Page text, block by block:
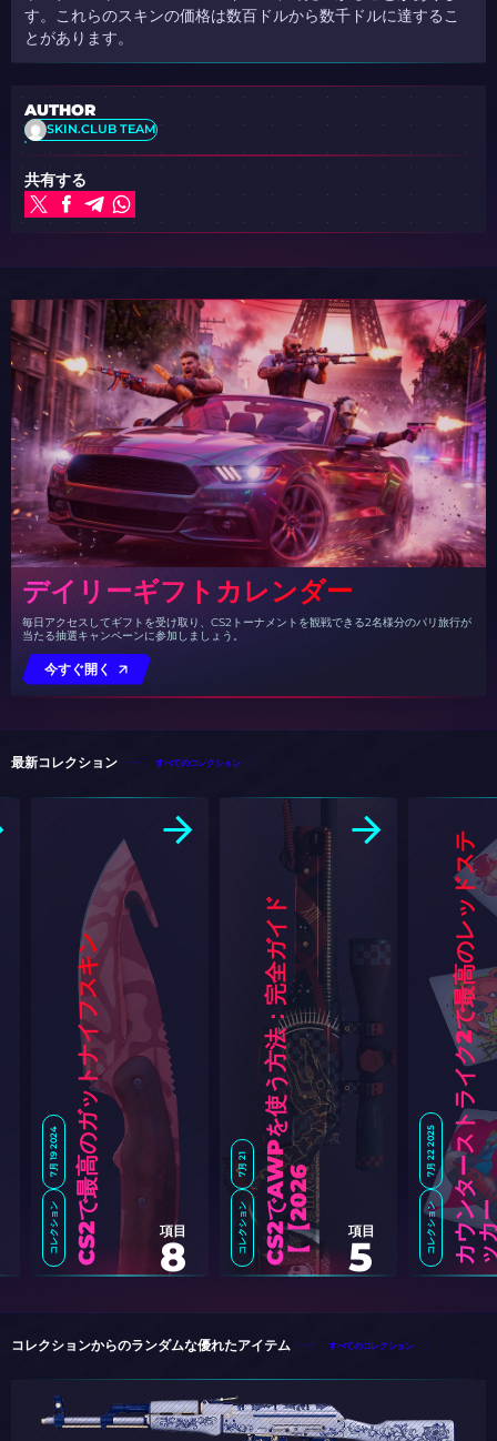
す。これらのスキンの価格は数百ドルから数千ドルに達するこ
とがあります。
AUTHOR
SKIN.CLUB TEAM
共有する
デイリーギフトカレンダー
毎日アクセスしてギフトを受け取り、CS2トーナメントを観戦できる2名様分のパリ旅行が
当たる抽選キャンペーンに参加しましょう。
今すぐ開く
最新コレクション すべてのコレクション
7月 22 2025
コレクション カ
ウ
タ
ー
ス
ト
ラ
イ
ク
2
で
最
高
の
レ
ッ
ド
ス
テ
ッ
カ
7月 21
コレクション C
S
2
で
A
W
P
を
使
う
方
法
：
完
全
ガ
イ
ド
【
2
0
26
】 項目
5
7月 19 2024
コレクション CS2で最高のガットナイフスキン 項目
8
コレクションからのランダムな優れたアイテム すべてのコレクション